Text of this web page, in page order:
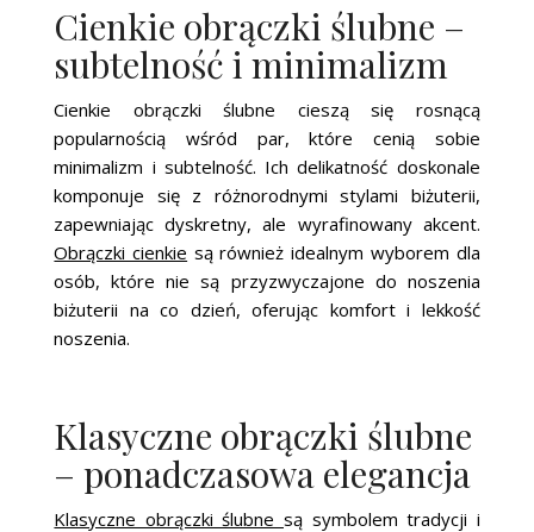
Cienkie obrączki ślubne –
subtelność i minimalizm
Cienkie obrączki ślubne cieszą się rosnącą
popularnością wśród par, które cenią sobie
minimalizm i subtelność. Ich delikatność doskonale
komponuje się z różnorodnymi stylami biżuterii,
zapewniając dyskretny, ale wyrafinowany akcent.
Obrączki cienkie są również idealnym wyborem dla
osób, które nie są przyzwyczajone do noszenia
biżuterii na co dzień, oferując komfort i lekkość
noszenia.
Klasyczne obrączki ślubne
– ponadczasowa elegancja
Klasyczne obrączki ślubne są symbolem tradycji i